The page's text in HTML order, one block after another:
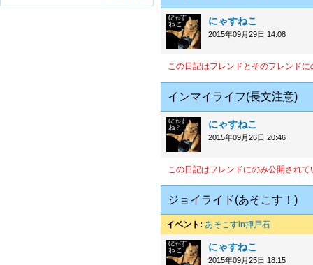
にゃすねこ
2015年09月29日 14:08
この日記はフレンドとそのフレンド
インマイライフ(長文注意)
にゃすねこ
2015年09月26日 20:46
この日記はフレンドにのみ公開されて
ジョイライド(あそこす！)
イベント: あそこすin押戸石
にゃすねこ
2015年09月25日 18:15